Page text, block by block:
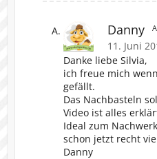
Danny
11. Juni
Danke liebe Silvia,
ich freue mich
gefällt.
Das Nachbasteln
Video ist alles
Ideal zum
schon jetzt recht
Danny